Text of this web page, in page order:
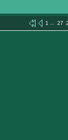
1 ... 27